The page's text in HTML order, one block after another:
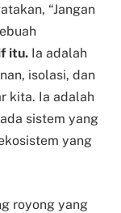
“Jangan
itu. Ia adalah
isolasi, dan
kita. Ia adalah
sistem yang
yang
royong yang